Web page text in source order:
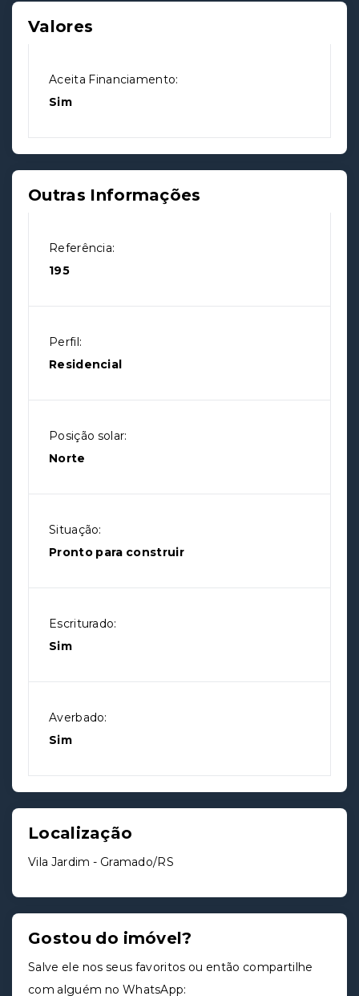
Valores
Aceita Financiamento:
Sim
Outras Informações
Referência:
195
Perfil:
Residencial
Posição solar:
Norte
Situação:
Pronto para construir
Escriturado:
Sim
Averbado:
Sim
Localização
Vila Jardim - Gramado/RS
Gostou do imóvel?
Salve ele nos seus favoritos ou então compartilhe
com alguém no WhatsApp: